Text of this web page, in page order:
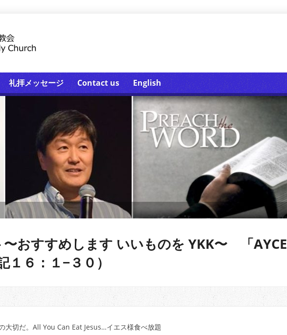
礼拝メッセージ Contact us English
おすすめします いいものを YKK〜 「AYCE
６：１−３０）
大切だ。All You Can Eat Jesus…イエス様食べ放題